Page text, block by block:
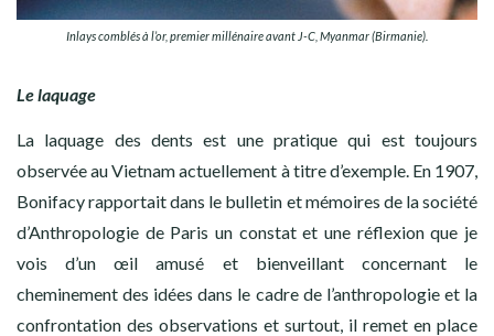
Inlays comblés à l’or, premier millénaire avant J-C, Myanmar (Birmanie).
Le laquage
La laquage des dents est une pratique qui est toujours
observée au Vietnam actuellement à titre d’exemple. En 1907,
Bonifacy rapportait dans le bulletin et mémoires de la société
d’Anthropologie de Paris un constat et une réflexion que je
vois d’un œil amusé et bienveillant concernant le
cheminement des idées dans le cadre de l’anthropologie et la
confrontation des observations et surtout, il remet en place